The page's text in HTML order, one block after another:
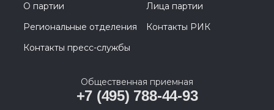
О партии
Лица партии
Региональные отделения
Контакты РИК
Контакты пресс-службы
Общественная приемная
+7 (495) 788-44-93